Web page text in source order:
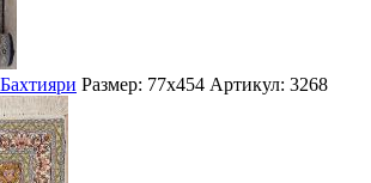
Размер: 77х454 Артикул: 3268